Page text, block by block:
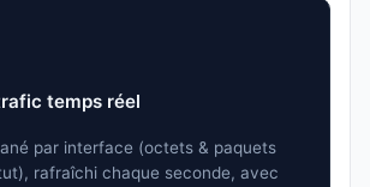
temps réel
par interface (octets & paquets
rafraîchi chaque seconde, avec